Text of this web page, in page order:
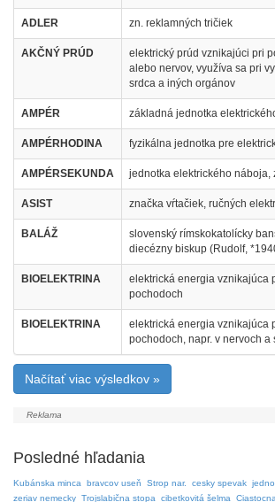
ADLER zn. reklamných tričiek
AKČNÝ PRÚD
elektrický prúd vznikajúci pri
alebo nervov, využíva sa pri
srdca a iných orgánov
AMPÉR základná jednotka
AMPÉRHODINA fyzikálna jednotka pre
AMPÉRSEKUNDA jednotka elektrického náboja,
ASIST značka vŕtačiek, ručných
BALÁŽ
slovenský rímskokatolícky
diecézny biskup (Rudolf,
BIOELEKTRINA
elektrická energia vznikajúca
pochodoch
BIOELEKTRINA
elektrická energia vznikajúca
pochodoch, napr. v nervoch a
Načítať viac výsledkov »
Posledné hľadania
Kubánska minca bravcov useň Strop nar. cesky spevak
zeriav nemecky Trojslabična stopa cibetkovitá šelma